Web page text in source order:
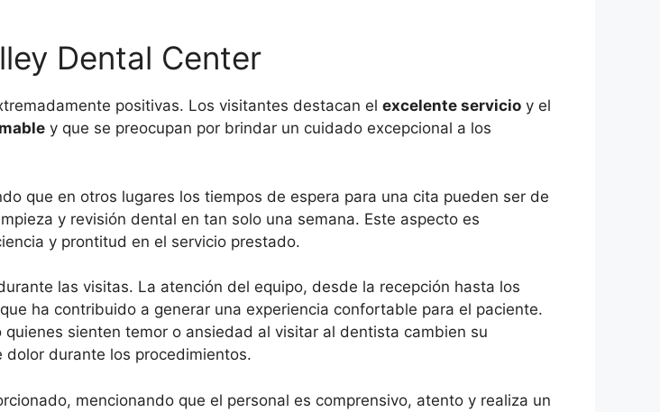
Dental Center
positivas. Los visitantes destacan el excelente servicio y el
y que se preocupan por brindar un cuidado excepcional a los
que en otros lugares los tiempos de espera para una cita pueden ser de
y revisión dental en tan solo una semana. Este aspecto es
y prontitud en el servicio prestado.
las visitas. La atención del equipo, desde la recepción hasta los
ha contribuido a generar una experiencia confortable para el paciente.
sienten temor o ansiedad al visitar al dentista cambien su
dolor durante los procedimientos.
mencionando que el personal es comprensivo, atento y realiza un